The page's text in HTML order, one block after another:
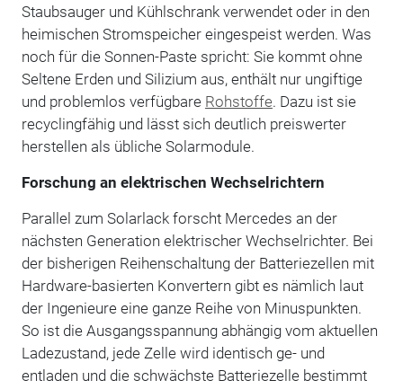
Staubsauger und Kühlschrank verwendet oder in den
heimischen Stromspeicher eingespeist werden. Was
noch für die Sonnen-Paste spricht: Sie kommt ohne
Seltene Erden und Silizium aus, enthält nur ungiftige
und problemlos verfügbare Rohstoffe. Dazu ist sie
recyclingfähig und lässt sich deutlich preiswerter
herstellen als übliche Solarmodule.
Forschung an elektrischen Wechselrichtern
Parallel zum Solarlack forscht Mercedes an der
nächsten Generation elektrischer Wechselrichter. Bei
der bisherigen Reihenschaltung der Batteriezellen mit
Hardware-basierten Konvertern gibt es nämlich laut
der Ingenieure eine ganze Reihe von Minuspunkten.
So ist die Ausgangsspannung abhängig vom aktuellen
Ladezustand, jede Zelle wird identisch ge- und
entladen und die schwächste Batteriezelle bestimmt